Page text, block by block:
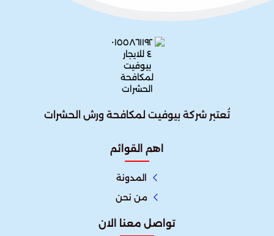
تُعتبر شركة بيوفيت لمكافحة ورش الحشرات
اهم القوائم
المدونة
من نحن
تواصل معنا الان